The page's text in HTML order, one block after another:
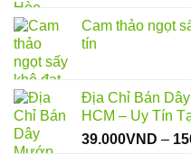
Cam thảo ngọt
tín
Địa Chỉ Bán
HCM – Uy Tín
39.000VND –